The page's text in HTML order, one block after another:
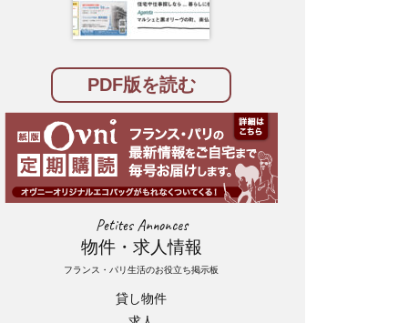
PDF版を読む
Petites Annonces
物件・求人情報
フランス・パリ生活のお役立ち掲示板
貸し物件